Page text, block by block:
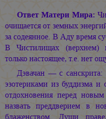
Ответ Матери Мира:
очищается от земных
за содеянное. В Аду время
В Чистилищах (верхнем)
только настоящее, т.е. нет
Дэвачан — с санскрита:
эзотериками из буддизма и
отдохновения перед
назвать преддверием в
блаженством. Души